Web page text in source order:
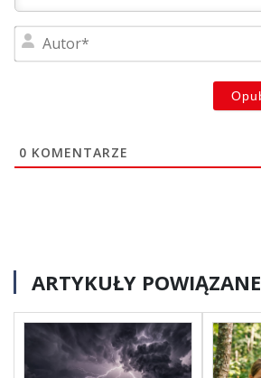
0 KOMENTARZE
ARTYKUŁY POWIĄZANE